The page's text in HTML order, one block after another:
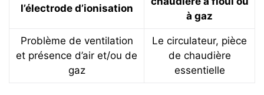
l’électrode d’ionisation
à gaz
Problème de ventilation
et présence d’air et/ou de
gaz
Le circulateur, pièce
de chaudière
essentielle